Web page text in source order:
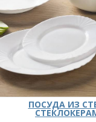
ПОСУДА ИЗ